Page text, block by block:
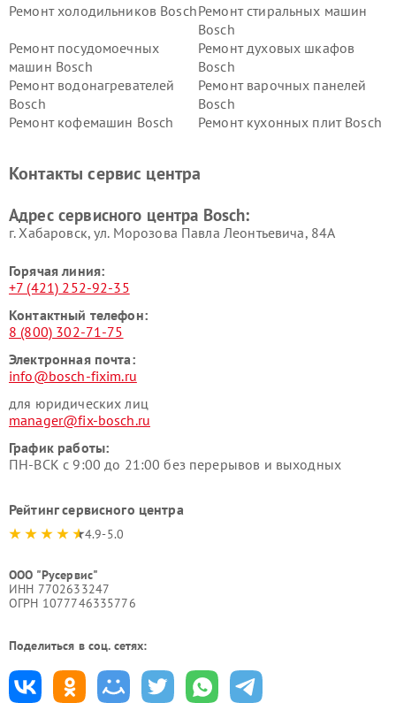
Ремонт холодильников BoschРемонт стиральных машин
Bosch
Ремонт посудомоечных
машин Bosch
Ремонт духовых шкафов
Bosch
Ремонт водонагревателей
Bosch
Ремонт варочных панелей
Bosch
Ремонт кофемашин Bosch
Ремонт кухонных плит Bosch
Ремонт сушильных автоматовРемонт морозильных камер
Контакты сервис центра
Адрес сервисного центра Bosch:
г. Хабаровск, ул. Морозова Павла Леонтьевича, 84А
Горячая линия:
+7 (421) 252-92-35
Контактный телефон:
8 (800) 302-71-75
Электронная почта:
info@bosch-fixim.ru
для юридических лиц
manager@fix-bosch.ru
График работы:
ПН-ВСК с 9:00 до 21:00 без перерывов и выходных
Рейтинг сервисного центра
4.9-5.0
ООО "Русервис"
ИНН 7702633247
ОГРН 1077746335776
Поделиться в соц. сетях: